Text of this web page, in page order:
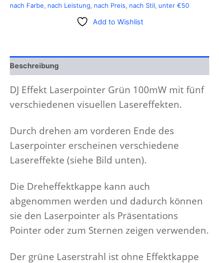
nach Farbe, nach Leistung, nach Preis, nach Stil, unter €50
Add to Wishlist
Beschreibung
DJ Effekt Laserpointer Grün 100mW mit fünf
verschiedenen visuellen Lasereffekten.
Durch drehen am vorderen Ende des
Laserpointer erscheinen verschiedene
Lasereffekte (siehe Bild unten).
Die Dreheffektkappe kann auch
abgenommen werden und dadurch können
sie den Laserpointer als Präsentations
Pointer oder zum Sternen zeigen verwenden.
Der grüne Laserstrahl ist ohne Effektkappe